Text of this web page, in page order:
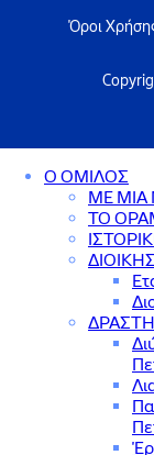
Όροι
Ο ΟΜΙΛΟΣ
ΜΕ ΜΙΑ
ΤΟ